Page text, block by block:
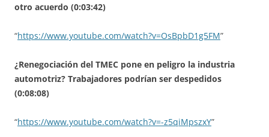
otro acuerdo (0:03:42)
“https://www.youtube.com/watch?v=OsBpbD1g5FM”
¿Renegociación del TMEC pone en peligro la industria
automotriz? Trabajadores podrían ser despedidos
(0:08:08)
“https://www.youtube.com/watch?v=-z5qiMpszxY”